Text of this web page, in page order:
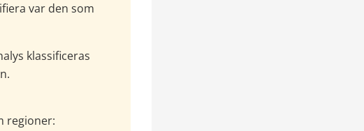
var den som
klassificeras
regioner: